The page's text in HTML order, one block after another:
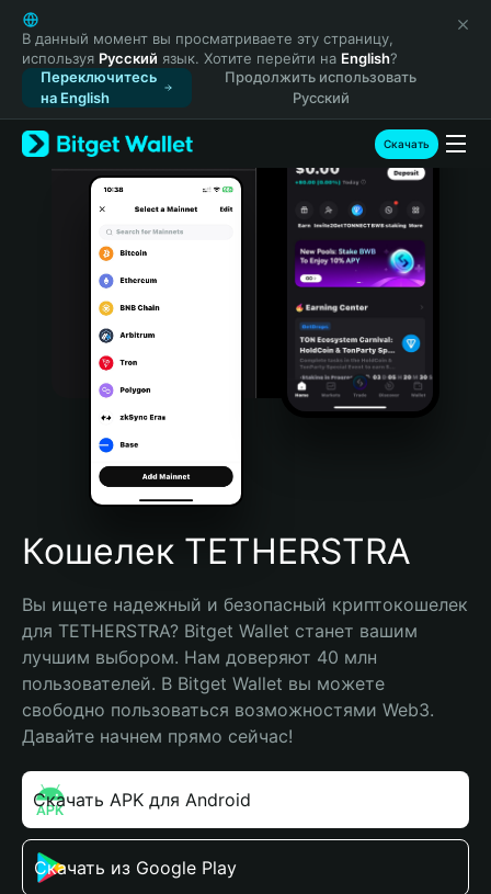
English
日本語
Tiếng Việt
Русский
Español (Latinoamérica)
Türkçe
Italiano
Português (Portugal)
Bahasa Indonesia
Português (Brasil)
Español (Argentina)
В данный момент вы просматриваете эту страницу,
используя Русский язык. Хотите перейти на English?
Переключитесь
на English
Продолжить использовать
Русский
Скачать
Кошелек TETHERSTRA
Вы ищете надежный и безопасный криптокошелек
для TETHERSTRA? Bitget Wallet станет вашим
лучшим выбором. Нам доверяют 40 млн
пользователей. В Bitget Wallet вы можете
свободно пользоваться возможностями Web3.
Давайте начнем прямо сейчас!
Скачать APK для Android
Скачать из Google Play